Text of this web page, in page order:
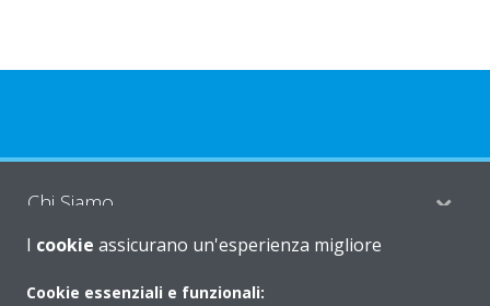
Chi Siamo
Soluzioni
I cookie assicurano un'esperienza migliore
Cookie essenziali e funzionali: